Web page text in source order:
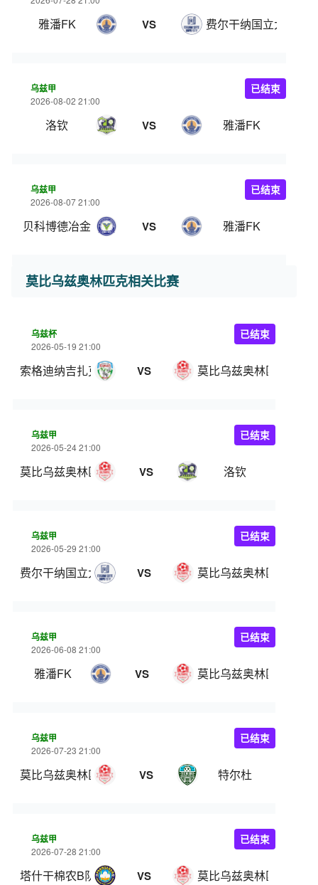
雅潘FK VS 费尔干纳国立大学
乌兹甲
2026-08-02 21:00
洛钦 VS 雅潘FK
已结束
乌兹甲
2026-08-07 21:00
贝科博德冶金 VS 雅潘FK
已结束
莫比乌兹奥林匹克相关比赛
乌兹杯
2026-05-19 21:00
索格迪纳吉扎克 VS 莫比乌兹奥林匹克
已结束
乌兹甲
2026-05-24 21:00
莫比乌兹奥林匹克 VS 洛钦
已结束
乌兹甲
2026-05-29 21:00
费尔干纳国立大学 VS 莫比乌兹奥林匹克
已结束
乌兹甲
2026-06-08 21:00
雅潘FK VS 莫比乌兹奥林匹克
已结束
乌兹甲
2026-07-23 21:00
莫比乌兹奥林匹克 VS 特尔杜
已结束
乌兹甲
2026-07-28 21:00
塔什干棉农B队 VS 莫比乌兹奥林匹克
已结束